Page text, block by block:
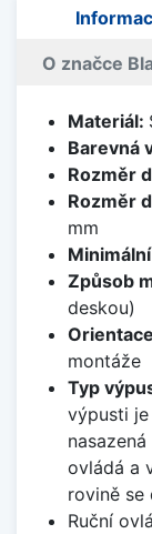
O značce
Materiál:
Barevná
Rozměr
Rozměr
mm
Způsob
deskou)
montáže
Typ
výpusti
ovládá a
rovině se
Ruční